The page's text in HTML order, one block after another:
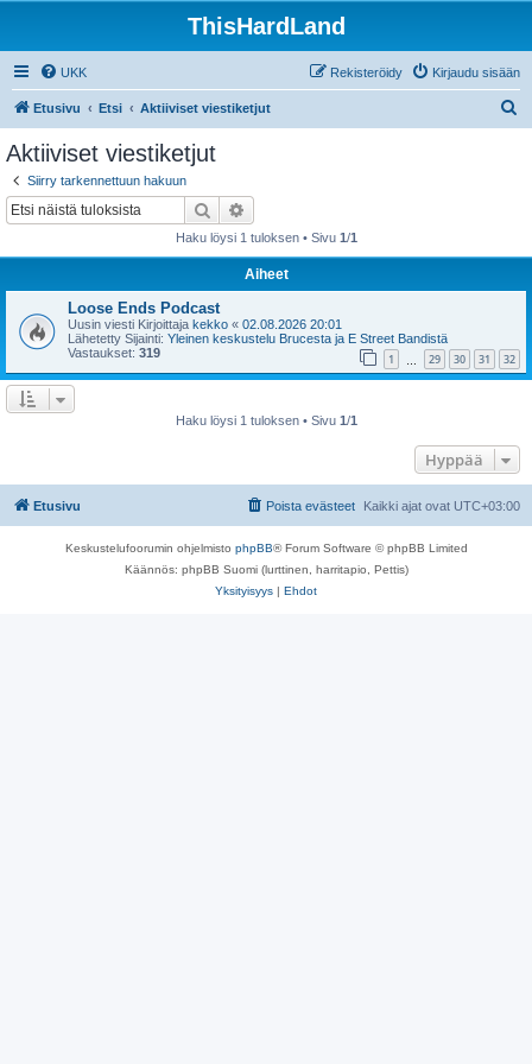
ThisHardLand
UKK Kirjaudu sisään
Rekisteröidy
Etusivu Etsi Aktiiviset viestiketjut
Aktiiviset viestiketjut
Siirry tarkennettuun hakuun
Etsi
Haku löysi 1 tuloksen • Sivu 1/1
Aiheet
Loose Ends Podcast
Uusin viesti Kirjoittaja kekko « 02.08.2026 20:01
Lähetetty Sijainti: Yleinen keskustelu Brucesta ja E Street Bandistä
Vastaukset: 319 1 29 30 31 32
Haku löysi 1 tuloksen • Sivu 1/1
Hyppää
Etusivu Kaikki ajat ovat UTC+03:00
Poista evästeet
Keskustelufoorumin ohjelmisto phpBB® Forum Software © phpBB Limited
Käännös: phpBB Suomi (lurttinen, harritapio, Pettis)
Yksityisyys | Ehdot